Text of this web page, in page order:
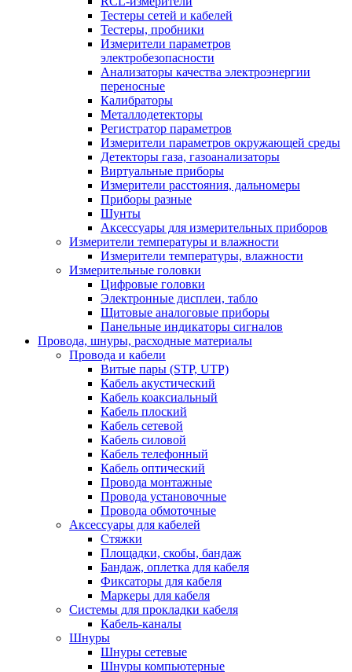
Тестеры сетей и кабелей
Тестеры, пробники
Измерители параметров
электробезопасности
Анализаторы качества электроэнергии
переносные
Калибраторы
Металлодетекторы
Регистратор параметров
Измерители параметров окружающей среды
Детекторы газа, газоанализаторы
Виртуальные приборы
Измерители расстояния, дальномеры
Приборы разные
Шунты
Аксессуары для измерительных приборов
Измерители температуры и влажности
Измерители температуры, влажности
Измерительные головки
Цифровые головки
Электронные дисплеи, табло
Щитовые аналоговые приборы
Панельные индикаторы сигналов
Провода, шнуры, расходные материалы
Провода и кабели
Витые пары (STP, UTP)
Кабель акустический
Кабель коаксиальный
Кабель плоский
Кабель сетевой
Кабель силовой
Кабель телефонный
Кабель оптический
Провода монтажные
Провода установочные
Провода обмоточные
Аксессуары для кабелей
Стяжки
Площадки, скобы, бандаж
Бандаж, оплетка для кабеля
Фиксаторы для кабеля
Маркеры для кабеля
Системы для прокладки кабеля
Кабель-каналы
Шнуры
Шнуры сетевые
Шнуры компьютерные